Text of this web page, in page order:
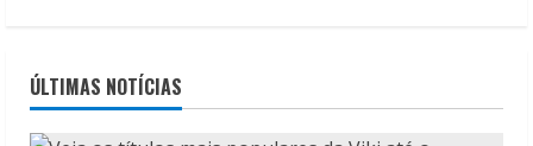
ÚLTIMAS NOTÍCIAS